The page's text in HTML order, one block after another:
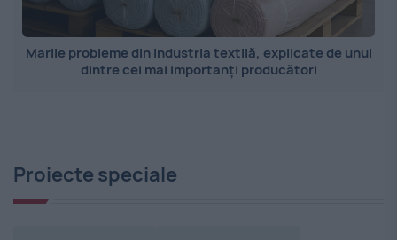
Marile probleme din industria textilă, explicate de unul
dintre cei mai importanți producători
Proiecte speciale